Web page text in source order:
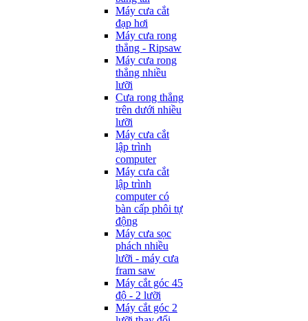
Máy cưa cắt
đạp hơi
Máy cưa rong
thẳng - Ripsaw
Máy cưa rong
thẳng nhiều
lưỡi
Cưa rong thẳng
trên dưới nhiều
lưỡi
Máy cưa cắt
lập trình
computer
Máy cưa cắt
lập trình
computer có
bàn cấp phôi tự
động
Máy cưa sọc
phách nhiều
lưỡi - máy cưa
fram saw
Máy cắt góc 45
độ - 2 lưỡi
Máy cắt góc 2